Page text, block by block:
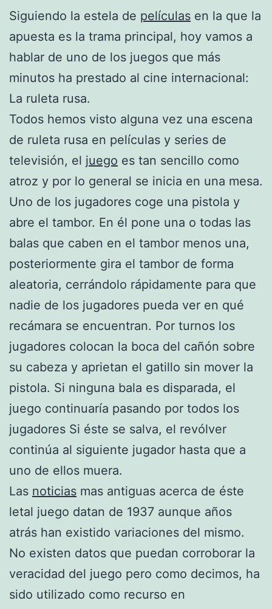
Siguiendo la estela de películas en la que la
apuesta es la trama principal, hoy vamos a
hablar de uno de los juegos que más
minutos ha prestado al cine internacional:
La ruleta rusa.
Todos hemos visto alguna vez una escena
de ruleta rusa en películas y series de
televisión, el juego es tan sencillo como
atroz y por lo general se inicia en una mesa.
Uno de los jugadores coge una pistola y
abre el tambor. En él pone una o todas las
balas que caben en el tambor menos una,
posteriormente gira el tambor de forma
aleatoria, cerrándolo rápidamente para que
nadie de los jugadores pueda ver en qué
recámara se encuentran. Por turnos los
jugadores colocan la boca del cañón sobre
su cabeza y aprietan el gatillo sin mover la
pistola. Si ninguna bala es disparada, el
juego continuaría pasando por todos los
jugadores Si éste se salva, el revólver
continúa al siguiente jugador hasta que a
uno de ellos muera.
Las noticias mas antiguas acerca de éste
letal juego datan de 1937 aunque años
atrás han existido variaciones del mismo.
No existen datos que puedan corroborar la
veracidad del juego pero como decimos, ha
sido utilizado como recurso en